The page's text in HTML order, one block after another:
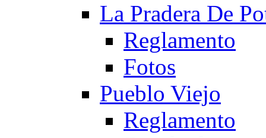
La Pradera De
Reglamento
Fotos
Pueblo Viejo
Reglamento